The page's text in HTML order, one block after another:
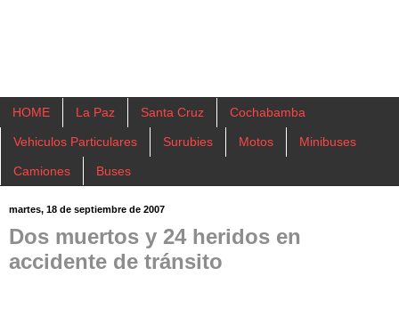
HOME La Paz Santa Cruz Cochabamba
Vehiculos Particulares Surubies Motos Minibuses
Camiones Buses
martes, 18 de septiembre de 2007
Dos muertos y 24 heridos en
accidente de tránsito